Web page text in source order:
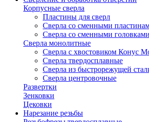
Корпусные сверла
Пластины для сверл
Сверла со сменными
Сверла со сменными головками
Сверла монолитные
Сверла с хвостовиком Конус
Сверла твердосплавные
Сверла из быстрорежущей
Сверла центровочные
Развертки
Зенковки
Цековки
Нарезание резьбы